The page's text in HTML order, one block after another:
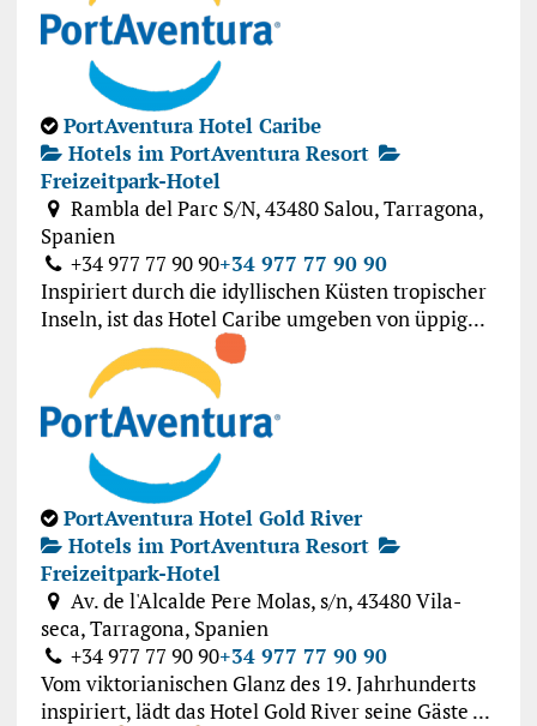
PortAventura Hotel Caribe
Hotels im PortAventura Resort
Freizeitpark-Hotel
Rambla del Parc S/N, 43480 Salou, Tarragona,
Spanien
+34 977 77 90 90+34 977 77 90 90
Inspiriert durch die idyllischen Küsten tropischer
Inseln, ist das Hotel Caribe umgeben von üppig...
PortAventura Hotel Gold River
Hotels im PortAventura Resort
Freizeitpark-Hotel
Av. de l'Alcalde Pere Molas, s/n, 43480 Vila-
seca, Tarragona, Spanien
+34 977 77 90 90+34 977 77 90 90
Vom viktorianischen Glanz des 19. Jahrhunderts
inspiriert, lädt das Hotel Gold River seine Gäste ...